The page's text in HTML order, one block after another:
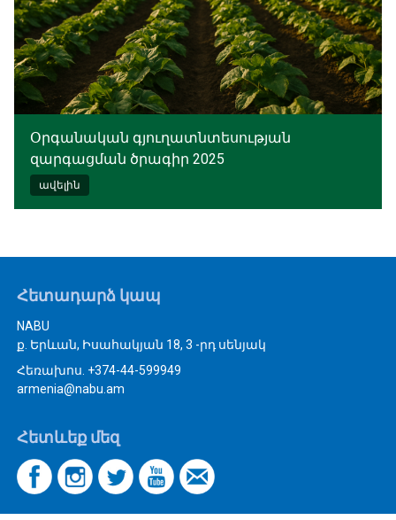
Օրգանական գյուղատնտեսության
զարգացման ծրագիր 2025
ավելին
Հետադարձ կապ
NABU
ք. Երևան, Իսահակյան 18, 3 -րդ սենյակ
Հեռախոս. +374-44-599949
armenia@nabu.am
Հետևեք մեզ